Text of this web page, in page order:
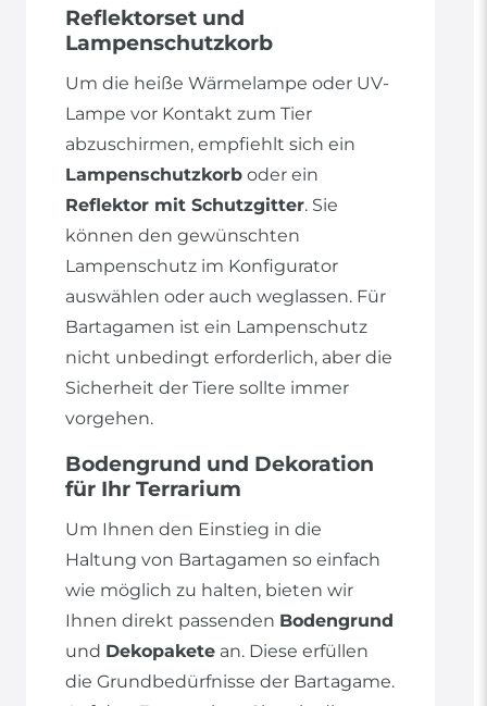
Reflektorset und
Lampenschutzkorb
Um die heiße Wärmelampe oder UV-
Lampe vor Kontakt zum Tier
abzuschirmen, empfiehlt sich ein
Lampenschutzkorb oder ein
Reflektor mit Schutzgitter. Sie
können den gewünschten
Lampenschutz im Konfigurator
auswählen oder auch weglassen. Für
Bartagamen ist ein Lampenschutz
nicht unbedingt erforderlich, aber die
Sicherheit der Tiere sollte immer
vorgehen.
Bodengrund und Dekoration
für Ihr Terrarium
Um Ihnen den Einstieg in die
Haltung von Bartagamen so einfach
wie möglich zu halten, bieten wir
Ihnen direkt passenden Bodengrund
und Dekopakete an. Diese erfüllen
die Grundbedürfnisse der Bartagame.